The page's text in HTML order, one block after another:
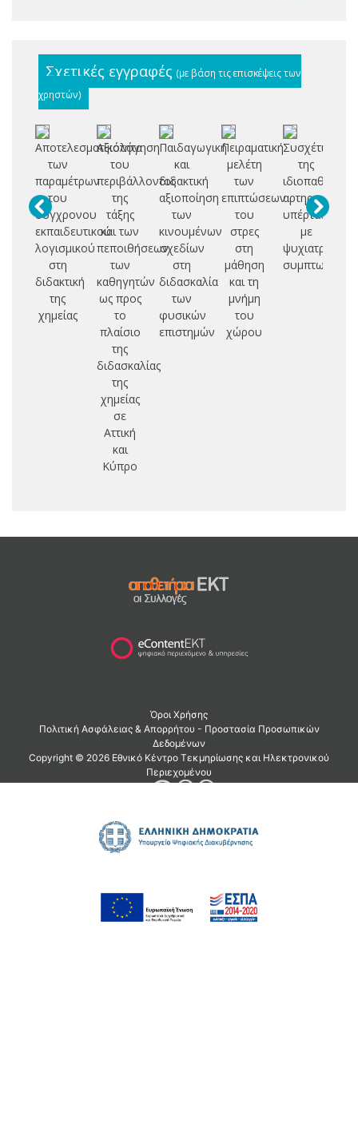
Σχετικές εγγραφές (με βάση τις επισκέψεις των
χρηστών)
Αποτελεσματικότητα
των
παραμέτρων
του
σύγχρονου
εκπαιδευτικού
λογισμικού
στη
διδακτική
της
χημείας
Αξιολόγηση
του
περιβάλλοντος
της
τάξης
και των
πεποιθήσεων
των
καθηγητών
ως προς
το
πλαίσιο
της
διδασκαλίας
της
χημείας
σε
Αττική
και
Κύπρο
Παιδαγωγική
και
διδακτική
αξιοποίηση
των
κινουμένων
σχεδίων
στη
διδασκαλία
των
φυσικών
επιστημών
Πειραματική
μελέτη
των
επιπτώσεων
του
στρες
στη
μάθηση
και τη
μνήμη
του
χώρου
Συσχέτιση
της
ιδιοπαθούς
αρτηριακής
υπέρτασης
με
ψυχιατρική